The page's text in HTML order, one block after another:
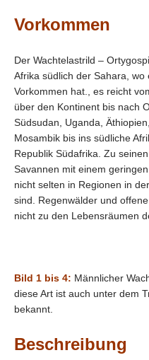
Vorkommen
Der Wachtelastrild –
Afrika südlich der Sahara,
Vorkommen hat., es reicht
über den Kontinent bis nach
Südsudan, Uganda,
Mosambik bis ins südliche
Republik Südafrika. Zu
Savannen mit einem
nicht selten in Regionen in
sind. Regenwälder und
nicht zu den Lebensräumen
Bild 1 bis 4: Männlicher
diese Art ist auch unter dem
bekannt.
Beschreibung